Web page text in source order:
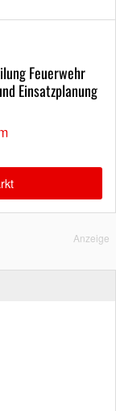
Feuerwehr
Einsatzplanung
Anzeige